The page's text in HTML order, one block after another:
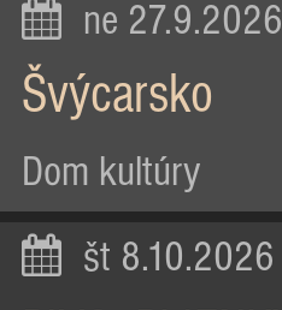
ne 27.9.2026
Švýcarsko
Dom kultúry
št 8.10.2026